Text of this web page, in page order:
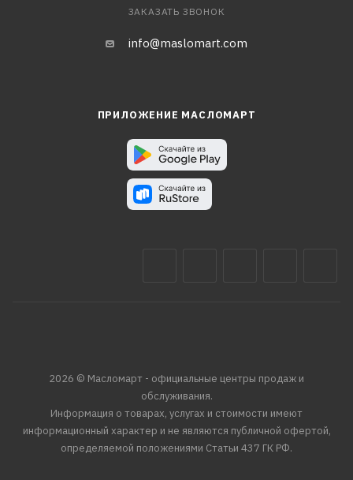
ЗАКАЗАТЬ ЗВОНОК
info@maslomart.com
ПРИЛОЖЕНИЕ МАСЛОМАРТ
2026 © Масломарт - официальные центры продаж и
обслуживания.
Информация о товарах, услугах и стоимости имеют
информационный характер и не являются публичной офертой,
определяемой положениями Статьи 437 ГК РФ.